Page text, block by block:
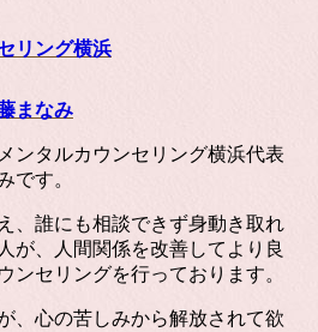
リング横浜
まなみ
ンタルカウンセリング横浜代表
です。
、誰にも相談できず身動き取れ
が、人間関係を改善してより良
ンセリングを行っております。
、心の苦しみから解放されて欲